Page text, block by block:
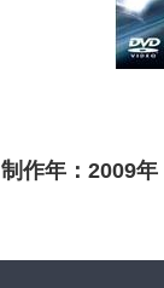
制作年：2009